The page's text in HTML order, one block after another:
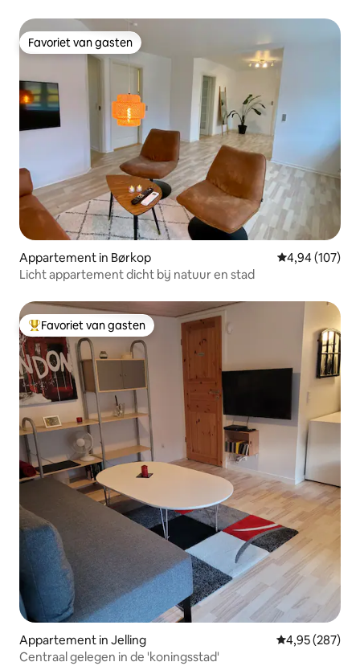
Favoriet van gasten
Favoriet van gasten
Appartement in Børkop Gemiddelde
4,94 (107)
Licht appartement dicht bij natuur en stad
Topfavoriet van gasten
Favoriet van gasten
Appartement in Jelling Gemiddelde
4,95 (287)
Centraal gelegen in de 'koningsstad'